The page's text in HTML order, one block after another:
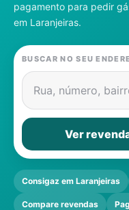
Cadastre-se
Gás
Contatos
pagamento para pedir
em Laranjeiras.
BUSCAR NO SEU
Rua, número,
Ver
Consigaz em Laranjeiras
Compare revendas